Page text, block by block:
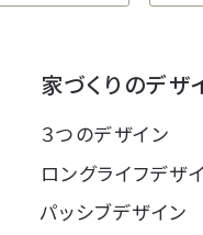
家づくりのデザ
３つのデザイン
ロングライフデザ
パッシブデザイン